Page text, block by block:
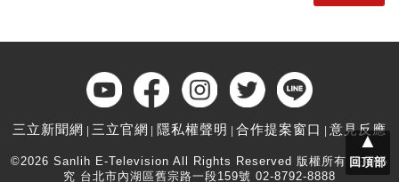
三立新聞網 三立官網 隱私權聲明 合作提案窗口 意見反應
©2026 Sanlih E-Television All Rights Reserved 版權所有 盜用必
究 台北市內湖區舊宗路一段159號 02-8792-8888
▲
回頂部